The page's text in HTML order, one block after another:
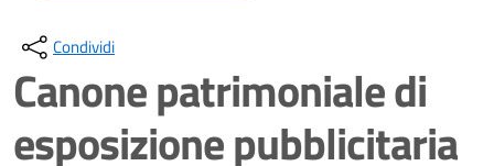
Condividi
Canone patrimoniale di
esposizione pubblicitaria